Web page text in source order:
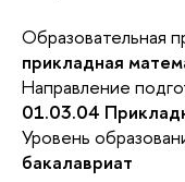
Образовательная
прикладная
Направление
01.03.04
Уровень
бакалавриат